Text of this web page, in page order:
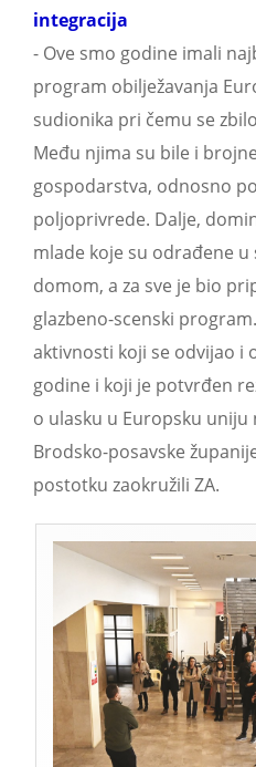
integracija
- Ove smo godine imali
program obilježavanja
sudionika pri čemu se
Među njima su bile i
gospodarstva, odnosno
poljoprivrede. Dalje,
mlade koje su odrađene
domom, a za sve je bio
glazbeno-scenski
aktivnosti koji se odvijao i
godine i koji je potvrđen
o ulasku u Europsku uniju
Brodsko-posavske
postotku zaokružili ZA.